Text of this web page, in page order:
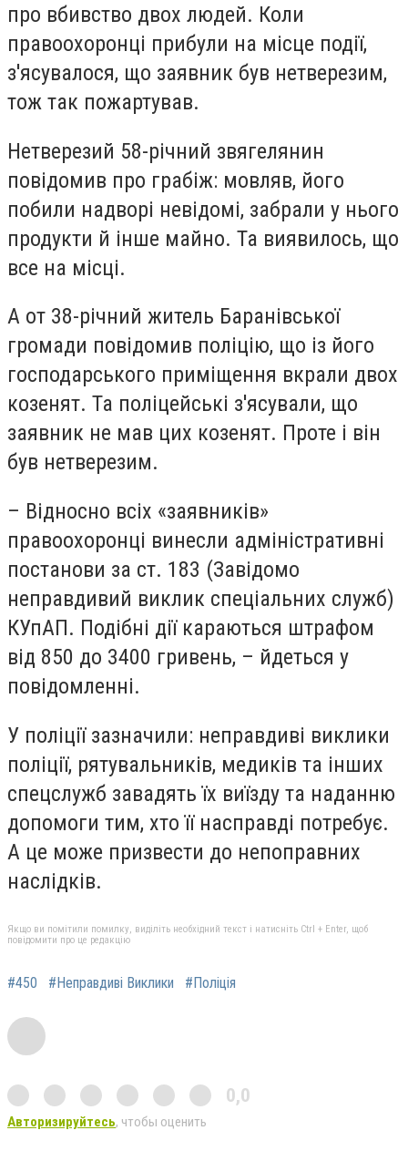
про вбивство двох людей. Коли
правоохоронці прибули на місце події,
з'ясувалося, що заявник був нетверезим,
тож так пожартував.
Нетверезий 58-річний звягелянин
повідомив про грабіж: мовляв, його
побили надворі невідомі, забрали у нього
продукти й інше майно. Та виявилось, що
все на місці.
А от 38-річний житель Баранівської
громади повідомив поліцію, що із його
господарського приміщення вкрали двох
козенят. Та поліцейські з'ясували, що
заявник не мав цих козенят. Проте і він
був нетверезим.
– Відносно всіх «заявників»
правоохоронці винесли адміністративні
постанови за ст. 183 (Завідомо
неправдивий виклик спеціальних служб)
КУпАП. Подібні дії караються штрафом
від 850 до 3400 гривень, – йдеться у
повідомленні.
У поліції зазначили: неправдиві виклики
поліції, рятувальників, медиків та інших
спецслужб завадять їх виїзду та наданню
допомоги тим, хто її насправді потребує.
А це може призвести до непоправних
наслідків.
Якщо ви помітили помилку, виділіть необхідний текст і натисніть Ctrl + Enter, щоб
повідомити про це редакцію
#450 #Неправдиві Виклики #Поліція
0,0
Авторизируйтесь, чтобы оценить